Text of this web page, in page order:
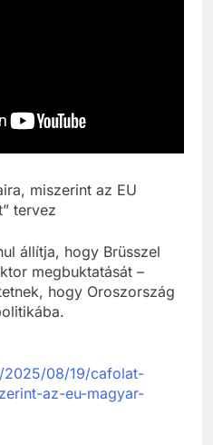
miszerint az EU
tervez
állítja, hogy Brüsszel
megbuktatását –
hogy Oroszország
2025/08/19/cafolat-
az-eu-magyar-